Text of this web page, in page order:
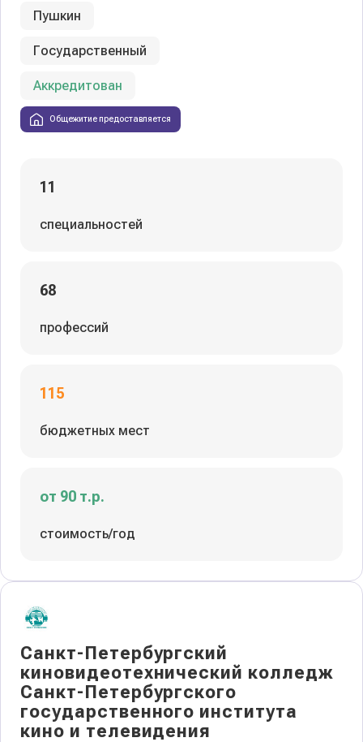
Пушкин
Государственный
Аккредитован
Общежитие предоставляется
11
специальностей
68
профессий
115
бюджетных мест
от 90 т.р.
стоимость/год
Санкт-Петербургский
киновидеотехнический колледж
Санкт-Петербургского
государственного института
кино и телевидения